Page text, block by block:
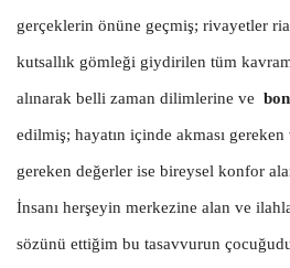
gerçeklerin önüne geçmiş; rivayetler
kutsallık gömleği giydirilen tüm
alınarak belli zaman dilimlerine ve
edilmiş; hayatın içinde akması
gereken değerler ise bireysel konfor
İnsanı herşeyin merkezine alan ve
sözünü ettiğim bu tasavvurun